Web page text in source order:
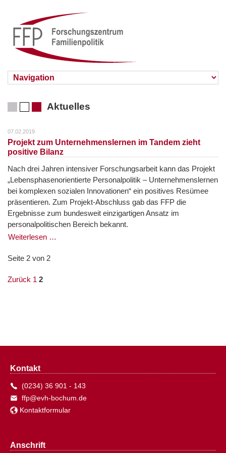
Aktuelles
07.02.2019
Projekt zum Unternehmenslernen im Tandem zieht
positive Bilanz
Nach drei Jahren intensiver Forschungsarbeit kann das Projekt
„Lebensphasenorientierte Personalpolitik – Unternehmenslernen
bei komplexen sozialen Innovationen“ ein positives Resümee
präsentieren. Zum Projekt-Abschluss gab das FFP die
Ergebnisse zum bundesweit einzigartigen Ansatz im
personalpolitischen Bereich bekannt.
Weiterlesen …
Seite 2 von 2
Zurück 1 2
Kontakt
(0234) 36 901 - 143
ffp@evh-bochum.de
Kontaktformular
Anschrift